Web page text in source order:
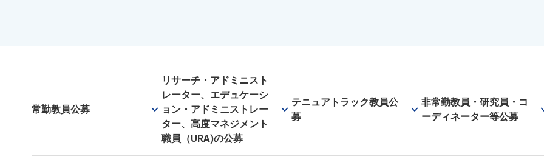
常勤教員公募 keyboard_arrow_down
リサーチ・アドミニスト
レーター、エデュケーシ
ョン・アドミニストレー
ター、高度マネジメント
職員（URA)の公募
keyboard_arrow_down テニュアトラック教員公
募
keyboard_arrow_down 非常勤教員・研究員・コ
ーディネーター等公募